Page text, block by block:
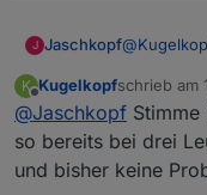
smn=0
syn=0
yspr=0
J Jaschkopf@
schon
Gruß
K
Offline
Kugelkopfschrieb am
zuletzt
@Jaschkopf
so bereits bei drei
und bisher keine